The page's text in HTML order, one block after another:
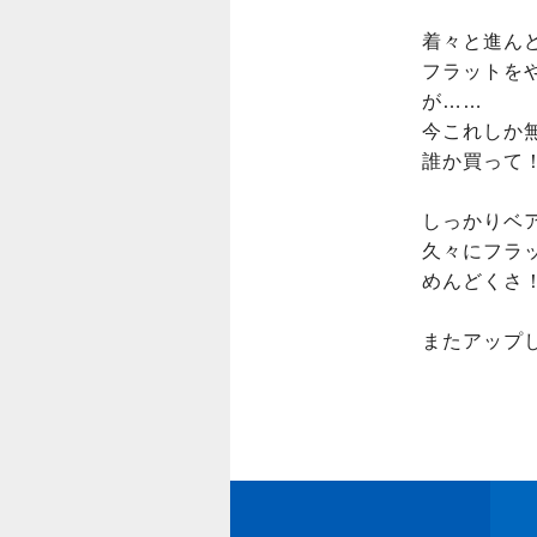
着々と進ん
フラットを
が……
今これしか
誰か買っ
しっかりベ
久々にフラ
めんどくさ